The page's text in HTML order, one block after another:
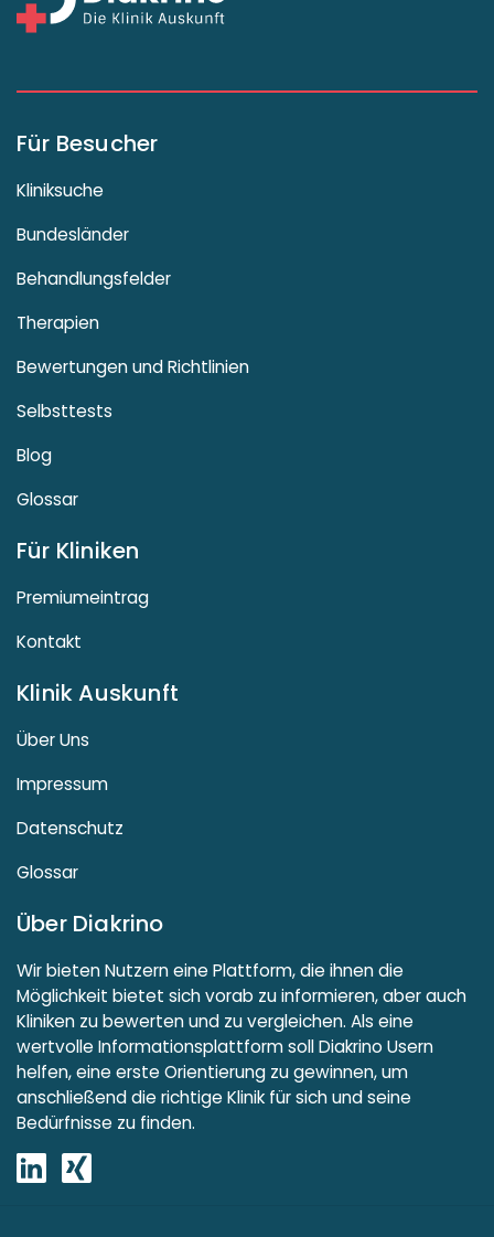
Für Besucher
Kliniksuche
Bundesländer
Behandlungsfelder
Therapien
Bewertungen und Richtlinien
Selbsttests
Blog
Glossar
Für Kliniken
Premiumeintrag
Kontakt
Klinik Auskunft
Über Uns
Impressum
Datenschutz
Glossar
Über Diakrino
Wir bieten Nutzern eine Plattform, die ihnen die
Möglichkeit bietet sich vorab zu informieren, aber auch
Kliniken zu bewerten und zu vergleichen. Als eine
wertvolle Informationsplattform soll Diakrino Usern
helfen, eine erste Orientierung zu gewinnen, um
anschließend die richtige Klinik für sich und seine
Bedürfnisse zu finden.